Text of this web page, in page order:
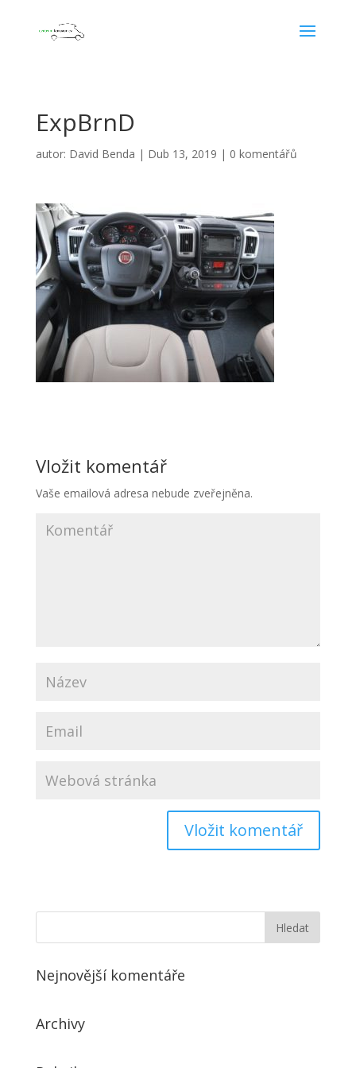
ExpBrnD
autor: David Benda | Dub 13, 2019 | 0 komentářů
Vložit komentář
Vaše emailová adresa nebude zveřejněna.
Nejnovější komentáře
Archivy